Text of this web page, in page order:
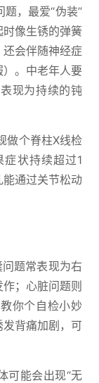
，最爱“伪装”
像生锈的弹簧
会伴随神经症
。中老年人要
现为持续的钝
做个脊柱X线检
状持续超过1
通过关节松动
题常表现为右
；心脏问题则
你个自检小妙
背痛加剧，可
可能会出现“无